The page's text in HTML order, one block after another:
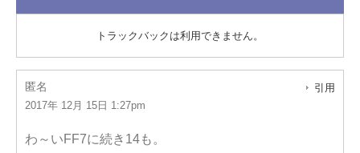
トラックバックは利用できません。
匿名
2017年 12月 15日 1:27pm
引用
わ～いFF7に続き14も。